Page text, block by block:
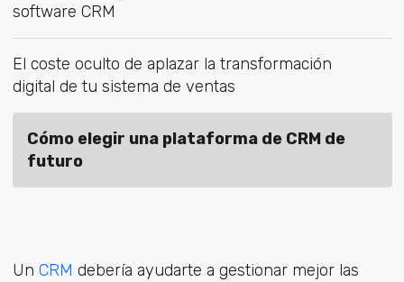
software CRM
El coste oculto de aplazar la transformación
digital de tu sistema de ventas
Cómo elegir una plataforma de CRM de
futuro
Un CRM debería ayudarte a gestionar mejor las